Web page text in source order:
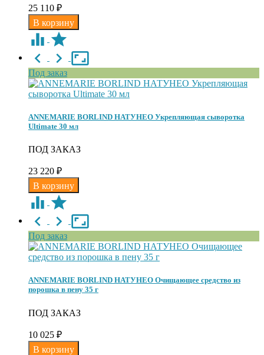
25 110 ₽
Под заказ
ANNEMARIE BORLIND НАТУНЕО Укрепляющая сыворотка
Ultimate 30 мл
ПОД ЗАКАЗ
23 220 ₽
Под заказ
ANNEMARIE BORLIND НАТУНЕО Очищающее средство из
порошка в пену 35 г
ПОД ЗАКАЗ
10 025 ₽